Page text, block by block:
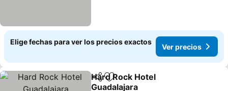
Elige fechas para ver los precios exactos
Ver precios
CompartirAgregar a favoritos
Hard Rock Hotel
Guadalajara